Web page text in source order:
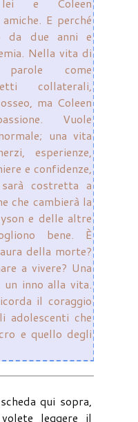
E perché
da due anni e
Nella vita di
come
collaterali,
ma Coleen
Vuole
una vita
esperienze,
e confidenze,
costretta a
che cambierà la
e delle altre
bene. È
della morte?
a vivere? Una
un inno alla vita.
il coraggio
che
e quello degli
qui sopra,
leggere il